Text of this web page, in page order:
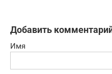
Добавить
Имя